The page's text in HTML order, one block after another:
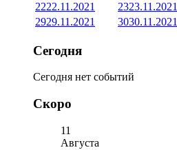
2222.11.2021 2323.11.2021
2929.11.2021 3030.11.2021
Сегодня
Сегодня нет событий
Скоро
11
Августа